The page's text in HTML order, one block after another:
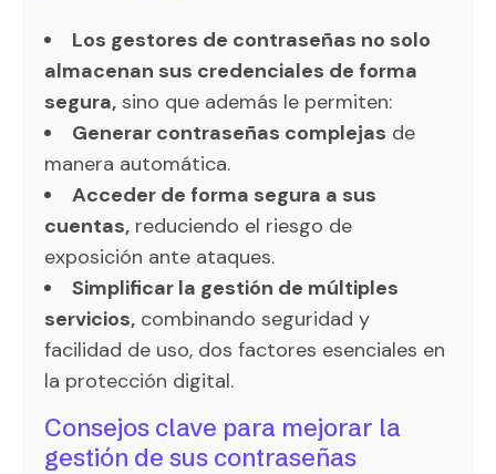
Los gestores de contraseñas no solo
almacenan sus credenciales de forma
segura, sino que además le permiten:
Generar contraseñas complejas de
manera automática.
Acceder de forma segura a sus
cuentas, reduciendo el riesgo de
exposición ante ataques.
Simplificar la gestión de múltiples
servicios, combinando seguridad y
facilidad de uso, dos factores esenciales en
la protección digital.
Consejos clave para mejorar la
gestión de sus contraseñas